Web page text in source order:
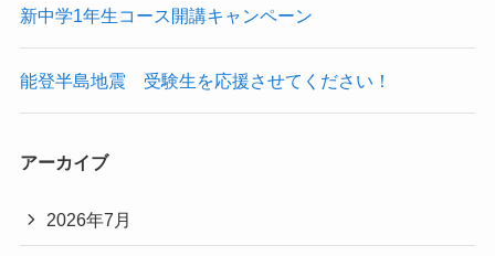
新中学1年生コース開講キャンペーン
能登半島地震 受験生を応援させてください！
アーカイブ
2026年7月